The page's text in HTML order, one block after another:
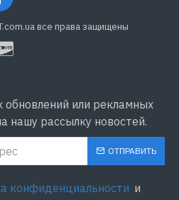
все права защищены
обновлений или рекламных
нашу рассылку новостей.
ОТПРАВИТЬ
конфиденциальности и